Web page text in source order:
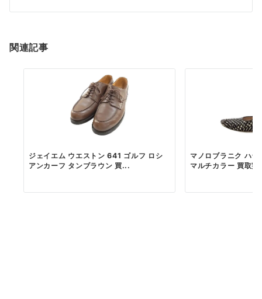
関連記事
ジェイエム ウエストン 641 ゴルフ ロシ
アンカーフ タンブラウン 買...
マノロブラニク ハ
マルチカラー 買取実